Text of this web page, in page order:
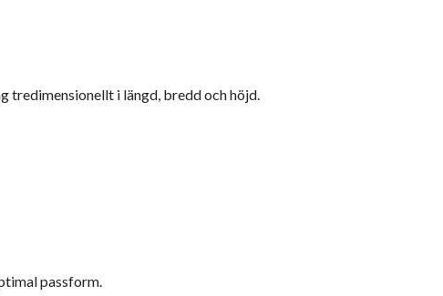
tredimensionellt i längd, bredd och höjd.
passform.